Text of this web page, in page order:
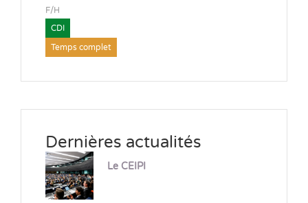
F/H
CDI
Temps complet
Dernières actualités
Le CEIPI